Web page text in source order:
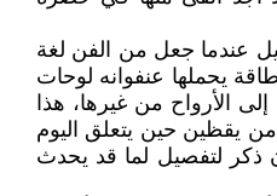
عندما جعل من الفن لغة
يحملها عنفوانه لوحات
الأرواح من غيرها، هذا
من يقظين حين يتعلق اليوم
ذكر لتفصيل لما قد يحدث